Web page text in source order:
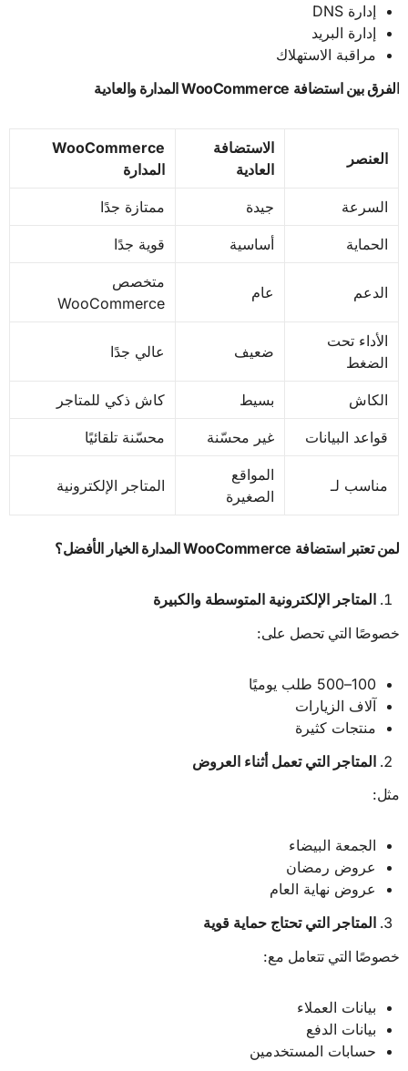
إدارة DNS
إدارة البريد
مراقبة الاستهلاك
الفرق بين استضافة
المدارة والعادية
العنصر
الاستضافة
العادية
WooCommerce
المدارة
السرعة جيدة ممتازة جدًا
الحماية أساسية قوية جدًا
الدعم عام
متخصص
WooCommerce
الأداء تحت
الضغط
ضعيف عالي جدًا
الكاش بسيط كاش ذكي للمتاجر
قواعد البيانات غير محسّنة محسّنة تلقائيًا
مناسب لـ
المواقع
الصغيرة
المتاجر الإلكترونية
لمن تعتبر استضافة المدارة الخيار الأفضل؟
المتاجر الإلكترونية المتوسطة والكبيرة
خصوصًا التي تحصل على:
100–500 طلب يوميًا
آلاف الزيارات
منتجات كثيرة
المتاجر التي تعمل أثناء العروض
مثل:
الجمعة البيضاء
عروض رمضان
عروض نهاية العام
المتاجر التي تحتاج حماية قوية
خصوصًا التي تتعامل مع:
بيانات العملاء
بيانات الدفع
حسابات المستخدمين